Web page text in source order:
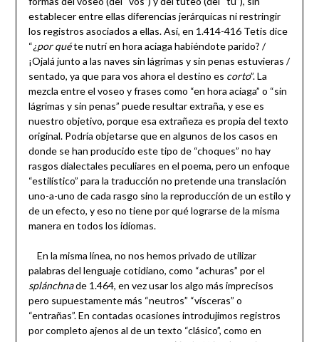
establecer entre ellas diferencias jerárquicas ni restringir
los registros asociados a ellas. Así, en 1.414-416 Tetis dice
“¿por quéte nutrí en hora aciaga habiéndote parido? /
¡Ojalá junto a las naves sin lágrimas y sin penas estuvieras /
sentado, ya que para vos ahora el destino es corto”. La
mezcla entre el voseo y frases como “en hora aciaga” o “sin
lágrimas y sin penas” puede resultar extraña, y ese es
nuestro objetivo, porque esa extrañeza es propia del texto
original. Podría objetarse que en algunos de los casos en
donde se han producido este tipo de “choques” no hay
rasgos dialectales peculiares en el poema, pero un enfoque
“estilístico” para la traducción no pretende una translación
uno-a-uno de cada rasgo sino la reproducción de un estilo y
de un efecto, y eso no tiene por qué lograrse de la misma
manera en todos los idiomas.
En la misma línea, no nos hemos privado de utilizar
palabras del lenguaje cotidiano, como “achuras” por el
splánchnade 1.464, en vez usar los algo más imprecisos
pero supuestamente más “neutros” “vísceras” o
“entrañas”. En contadas ocasiones introdujimos registros
por completo ajenos al de un texto “clásico”, como en